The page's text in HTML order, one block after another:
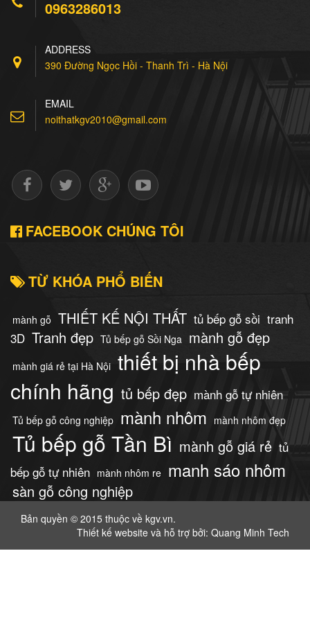
7.500.000 Đ
Tủ bếp Inox Cánh
Acrylic
Đặt mua
0963286013
ADDRESS
390 Đường Ngọc Hồi - Thanh Trì - Hà Nội
EMAIL
noithatkgv2010@gmail.com
FACEBOOK CHÚNG TÔI
TỪ KHÓA PHỔ BIẾN
mành gỗ THIẾT KẾ NỘI THẤT tủ bếp gỗ sồi tranh
3D Tranh đẹp Tủ bếp gỗ Sồi Nga mành gỗ đẹp
mành giá rẻ tại Hà Nội thiết bị nhà bếp
chính hãng tủ bếp đẹp mành gỗ tự nhiên
Tủ bếp gỗ công nghiệp mành nhôm mành nhôm đẹp
Tủ bếp gỗ Tần Bì mành gỗ giá rẻ tủ
bếp gỗ tự nhiên mành nhôm re manh sáo nhôm
sàn gỗ công nghiệp
Bản quyền © 2015 thuộc về kgv.vn.
Thiết kế website và hỗ trợ bởi: Quang Minh Tech